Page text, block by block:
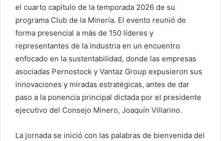
el cuarto capítulo de la temporada 2026 de su
programa Club de la Minería. El evento reunió de
forma presencial a más de 150 líderes y
representantes de la industria en un encuentro
enfocado en la sustentabilidad, donde las empresas
asociadas Pernostock y Vantaz Group expusieron sus
innovaciones y miradas estratégicas, antes de dar
paso a la ponencia principal dictada por el presidente
ejecutivo del Consejo Minero, Joaquín Villarino.
La jornada se inició con las palabras de bienvenida del